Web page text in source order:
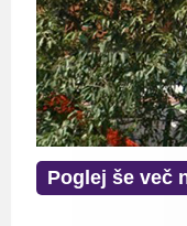
Poglej še več